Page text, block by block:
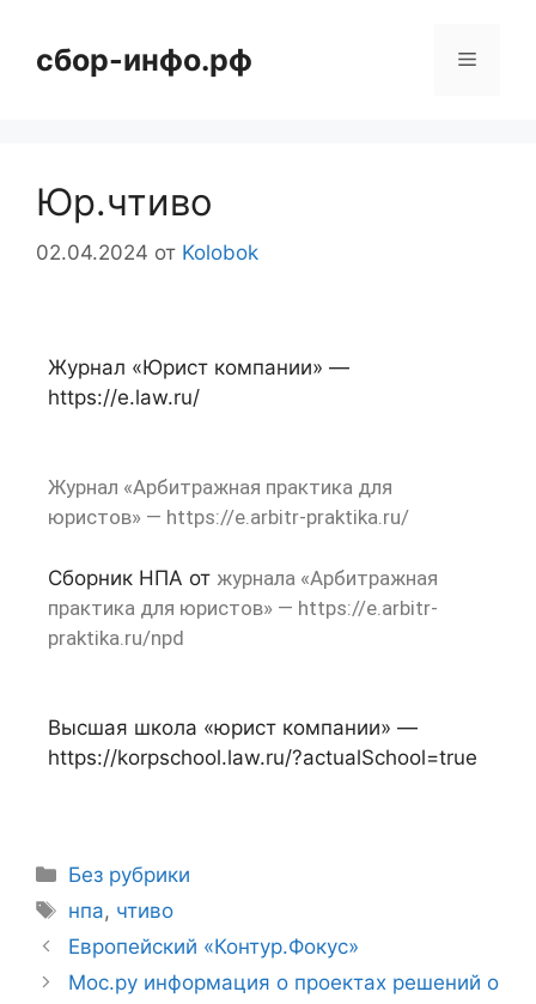
сбор-инфо.рф
Юр.чтиво
02.04.2024 от Kolobok
Журнал «Юрист компании» —
https://e.law.ru/
Журнал «Арбитражная практика для
юристов» — https://e.arbitr-praktika.ru/
Сборник НПА от журнала «Арбитражная
практика для юристов» — https://e.arbitr-
praktika.ru/npd
Высшая школа «юрист компании» —
https://korpschool.law.ru/?actualSchool=true
Без рубрики
нпа, чтиво
Европейский «Контур.Фокус»
Мос.ру информация о проектах решений о